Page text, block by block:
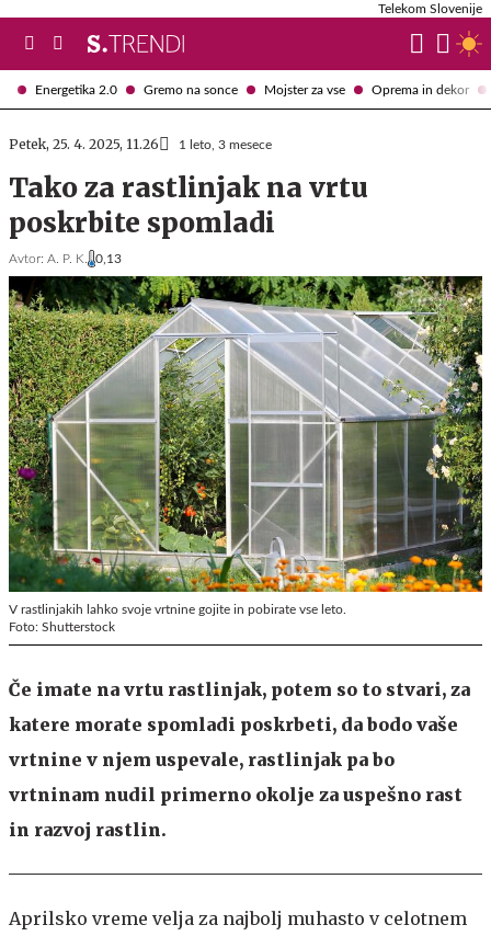
Energetika 2.0 Gremo na sonce Mojster za vse Oprema in dekor
Telekom Slovenije
Petek, 25. 4. 2025, 11.26 1 leto, 3 mesece
Tako za rastlinjak na vrtu
poskrbite spomladi
Avtor: A. P. K. 0,13
V rastlinjakih lahko svoje vrtnine gojite in pobirate vse leto.
Foto: Shutterstock
Če imate na vrtu rastlinjak, potem so to stvari, za
katere morate spomladi poskrbeti, da bodo vaše
vrtnine v njem uspevale, rastlinjak pa bo
vrtninam nudil primerno okolje za uspešno rast
in razvoj rastlin.
Aprilsko vreme velja za najbolj muhasto v celotnem